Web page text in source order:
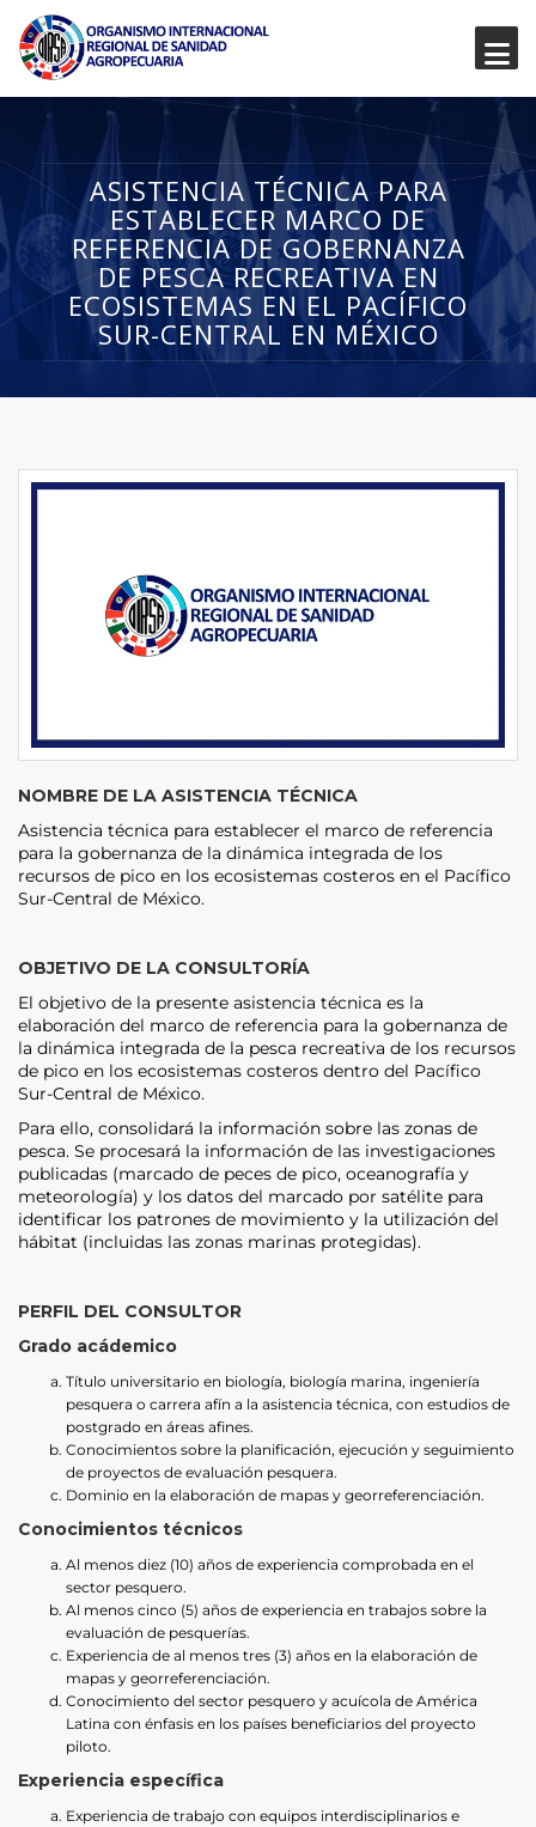
ASISTENCIA TÉCNICA PARA
ESTABLECER MARCO DE
REFERENCIA DE GOBERNANZA
DE PESCA RECREATIVA EN
ECOSISTEMAS EN EL PACÍFICO
SUR-CENTRAL EN MÉXICO
NOMBRE DE LA ASISTENCIA TÉCNICA
Asistencia técnica para establecer el marco de referencia
para la gobernanza de la dinámica integrada de los
recursos de pico en los ecosistemas costeros en el Pacífico
Sur-Central de México.
OBJETIVO DE LA CONSULTORÍA
El objetivo de la presente asistencia técnica es la
elaboración del marco de referencia para la gobernanza de
la dinámica integrada de la pesca recreativa de los recursos
de pico en los ecosistemas costeros dentro del Pacífico
Sur-Central de México.
Para ello, consolidará la información sobre las zonas de
pesca. Se procesará la información de las investigaciones
publicadas (marcado de peces de pico, oceanografía y
meteorología) y los datos del marcado por satélite para
identificar los patrones de movimiento y la utilización del
hábitat (incluidas las zonas marinas protegidas).
PERFIL DEL CONSULTOR
Grado acádemico
Título universitario en biología, biología marina, ingeniería
pesquera o carrera afín a la asistencia técnica, con estudios de
postgrado en áreas afines.
Conocimientos sobre la planificación, ejecución y seguimiento
de proyectos de evaluación pesquera.
Dominio en la elaboración de mapas y georreferenciación.
Conocimientos técnicos
Al menos diez (10) años de experiencia comprobada en el
sector pesquero.
Al menos cinco (5) años de experiencia en trabajos sobre la
evaluación de pesquerías.
Experiencia de al menos tres (3) años en la elaboración de
mapas y georreferenciación.
Conocimiento del sector pesquero y acuícola de América
Latina con énfasis en los países beneficiarios del proyecto
piloto.
Experiencia específica
Experiencia de trabajo con equipos interdisciplinarios e